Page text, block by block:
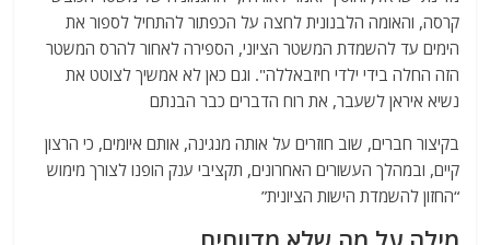
קרסה, והאומה הלבנונית לחצה על הכפתור להתחיל לספור את
הימים עד להשמדת המשטר הציוני, הספירה לאחור להרס המשטר
הזה החלה בידי ילדי חיזבאללה". וגם כאן לא אמשיך לצוטט את
נשיא איראן לשעבר, את רוח הדברים כבר הבנתם
בקיצור חברים, שוב חוזרים על אותה מנגינה, אותם איומים, כי הרצון
קיים, ובמהלך העשורים האחרונים, תקציבי ענק הופנו לצורך מימוש
“החזון להשמדת הישות הציונית”